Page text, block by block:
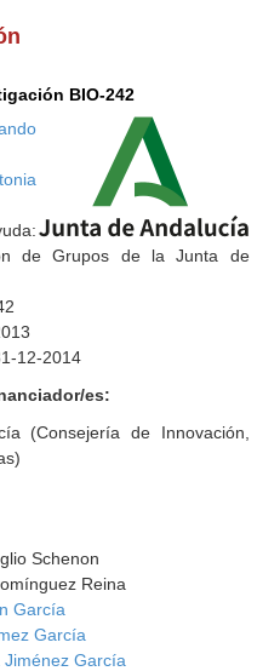
BIO-242
de Grupos de la Junta de
12-2014
es:
(Consejería de Innovación,
Schenon
Reina
García
García
Jiménez García